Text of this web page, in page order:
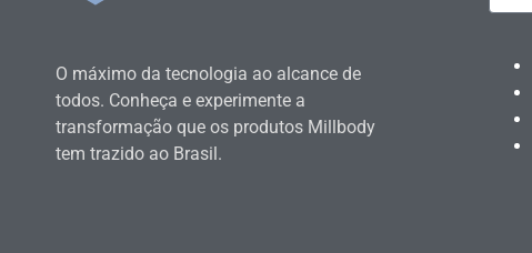
O máximo da tecnologia ao alcance de
todos. Conheça e experimente a
transformação que os produtos Millbody
tem trazido ao Brasil.